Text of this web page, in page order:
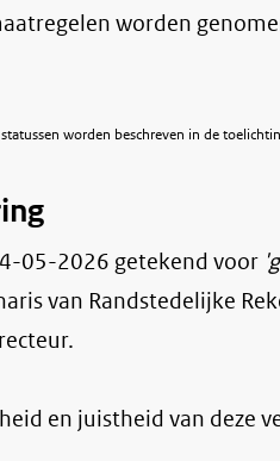
worden
worden beschreven in de
05-2026 getekend voor
van Randstedelijke
.
en juistheid van deze